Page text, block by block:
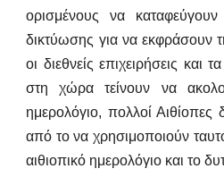
ορισμένους να
δικτύωσης για να εκφράσουν
οι διεθνείς επιχειρήσεις και
στη χώρα τείνουν να
ημερολόγιο, πολλοί Αιθίοπες
από το να χρησιμοποιούν
αιθιοπικό ημερολόγιο και το